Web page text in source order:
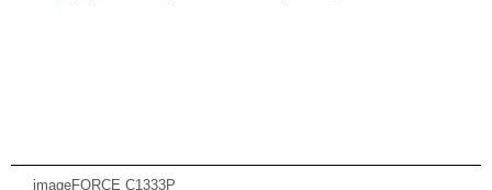
imageFORCE C1333P